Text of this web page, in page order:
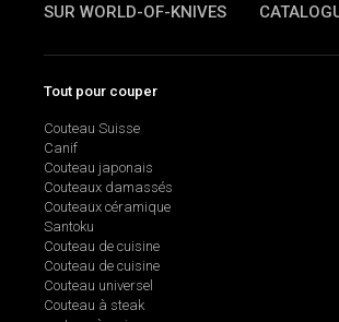
SUR WORLD-OF-KNIVES
Tout pour couper
Couteau Suisse
Canif
Couteau japonais
Couteaux damassés
Couteaux céramique
Santoku
Couteau de cuisine
Couteau de cuisine
Couteau universel
Couteau à steak